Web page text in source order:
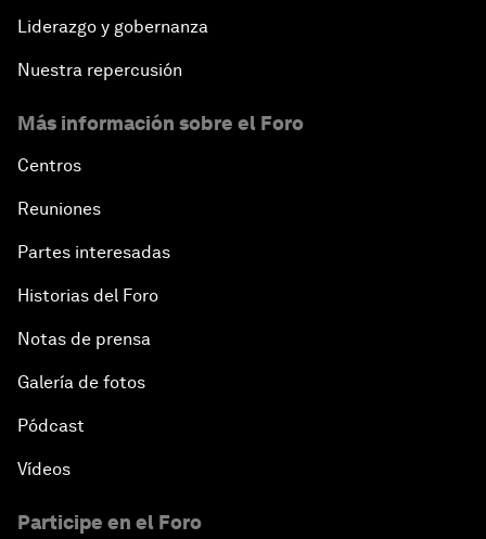
Liderazgo y gobernanza
Nuestra repercusión
Más información sobre el Foro
Centros
Reuniones
Partes interesadas
Historias del Foro
Notas de prensa
Galería de fotos
Pódcast
Vídeos
Participe en el Foro